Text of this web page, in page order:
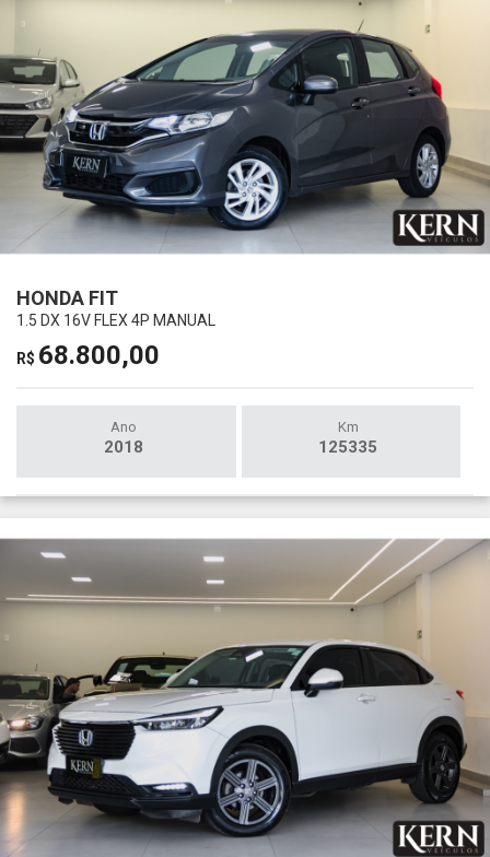
HONDA FIT
1.5 DX 16V FLEX 4P MANUAL
R$ 68.800,00
Ano
2018
Km
125335